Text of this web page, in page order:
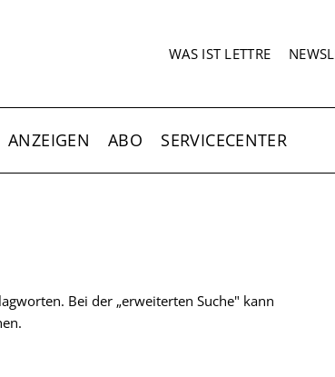
WAS IST LETTRE
ANZEIGEN ABO SERVICECENTER
Bei der „erweiterten Suche" kann